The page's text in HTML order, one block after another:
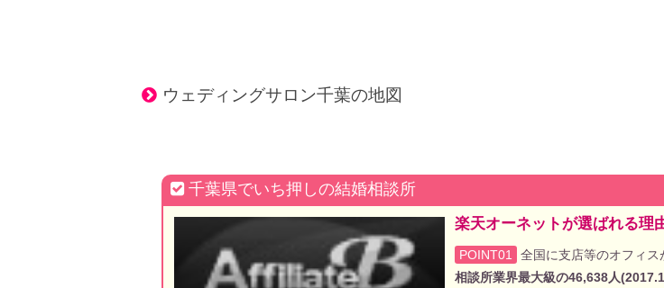
ウェディングサロン千葉の地図
千葉県でいち押しの結婚相談所
楽天オーネットが選ばれる理
POINT01 全国に支店等のオフィス
相談所業界最大級の46,638人